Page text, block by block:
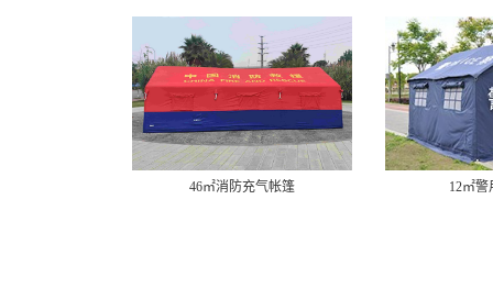
46㎡消防充气帐篷 12㎡